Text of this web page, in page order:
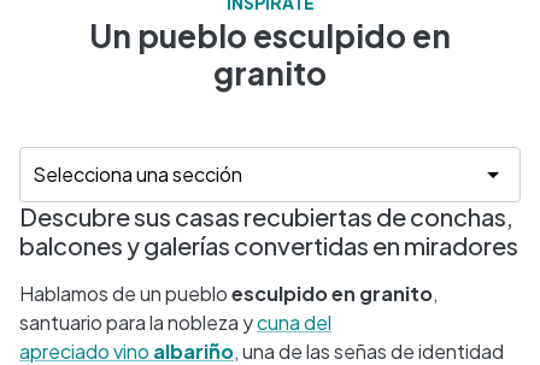
Un pueblo esculpido en
granito
Descubre sus casas recubiertas de conchas,
balcones y galerías convertidas en miradores
Hablamos de un puebloesculpido en granito,
santuario para la nobleza ycuna del
apreciadovino albariño, una de las señas de identidad